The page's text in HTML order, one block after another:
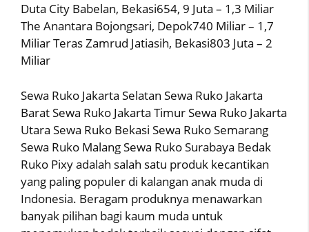
Duta City Babelan, Bekasi654, 9 Juta – 1,3 Miliar
The Anantara Bojongsari, Depok740 Miliar – 1,7
Miliar Teras Zamrud Jatiasih, Bekasi803 Juta – 2
Miliar
Sewa Ruko Jakarta Selatan Sewa Ruko Jakarta
Barat Sewa Ruko Jakarta Timur Sewa Ruko Jakarta
Utara Sewa Ruko Bekasi Sewa Ruko Semarang
Sewa Ruko Malang Sewa Ruko Surabaya Bedak
Ruko Pixy adalah salah satu produk kecantikan
yang paling populer di kalangan anak muda di
Indonesia. Beragam produknya menawarkan
banyak pilihan bagi kaum muda untuk